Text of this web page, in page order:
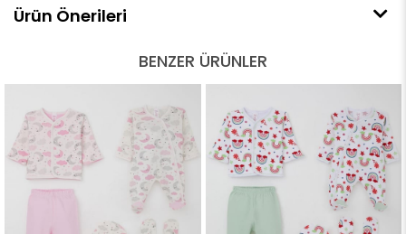
Ürün Önerileri
BENZER ÜRÜNLER